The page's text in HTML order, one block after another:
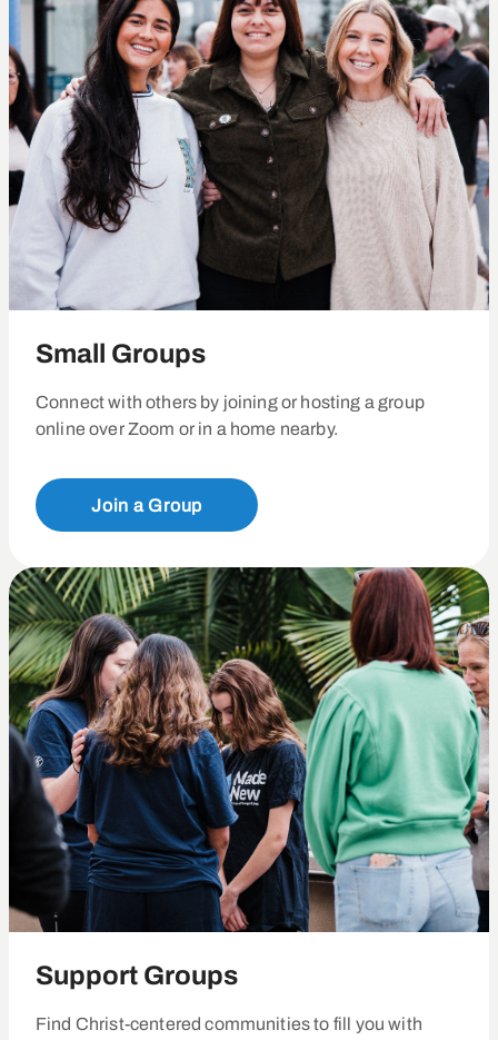
Small Groups
Connect with others by joining or hosting a group
online over Zoom or in a home nearby.
Join a Group
Support Groups
Find Christ-centered communities to fill you with